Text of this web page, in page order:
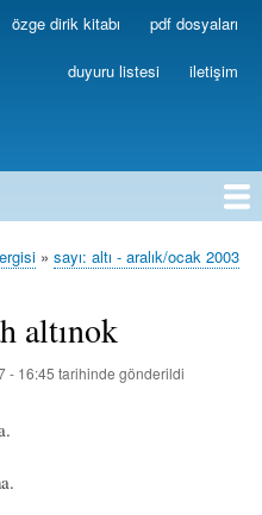
Ana
içeriğe
özge dirik kitabı pdf dosyaları
duyuru listesi iletişim
sayı: altı - aralık/ocak 2003
altınok
- 16:45 tarihinde gönderildi